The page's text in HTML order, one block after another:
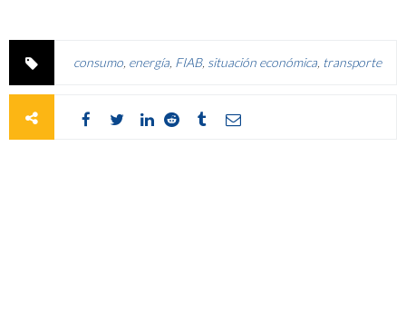
consumo energía FIAB, situación económica transporte